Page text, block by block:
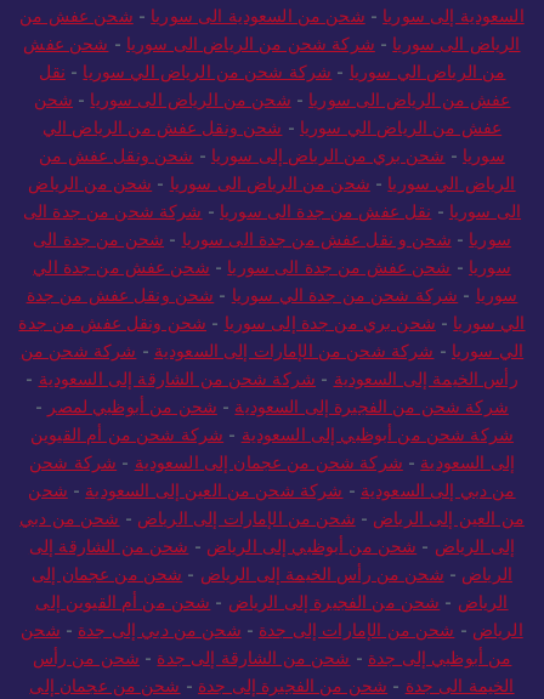
السعودية إلى سوريا - شحن من السعودية الى سوريا - شحن عفش من
الرياض الى سوريا - شركة شحن من الرياض الى سوريا - شحن عفش
من الرياض الي سوريا - شركة شحن من الرياض الي سوريا - نقل
عفش من الرياض الى سوريا - شحن من الرياض الى سوريا - شحن
عفش من الرياض الي سوريا - شحن ونقل عفش من الرياض الي
سوريا - شحن بري من الرياض إلى سوريا - شحن ونقل عفش من
الرياض الي سوريا - شحن من الرياض الى سوريا - شحن من الرياض
الى سوريا - نقل عفش من جدة الى سوريا - شركة شحن من جدة الى
سوريا - شحن و نقل عفش من جدة الى سوريا - شحن من جدة الى
سوريا - شحن عفش من جدة الى سوريا - شحن عفش من جدة الي
سوريا - شركة شحن من جدة الي سوريا - شحن ونقل عفش من جدة
الي سوريا - شحن بري من جدة إلى سوريا - شحن ونقل عفش من جدة
الي سوريا - شركة شحن من الإمارات إلى السعودية - شركة شحن من
رأس الخيمة إلى السعودية - شركة شحن من الشارقة إلى السعودية -
شركة شحن من الفجيرة إلى السعودية - شحن من أبوظبي لمصر -
شركة شحن من أبوظبي إلى السعودية - شركة شحن من أم القيوين
إلى السعودية - شركة شحن من عجمان إلى السعودية - شركة شحن
من دبي إلى السعودية - شركة شحن من العين إلى السعودية - شحن
من العين إلى الرياض - شحن من الإمارات إلى الرياض - شحن من دبي
إلى الرياض - شحن من أبوظبي إلى الرياض - شحن من الشارقة إلى
الرياض - شحن من رأس الخيمة إلى الرياض - شحن من عجمان إلى
الرياض - شحن من الفجيرة إلى الرياض - شحن من أم القيوين إلى
الرياض - شحن من الإمارات إلى جدة - شحن من دبي إلى جدة - شحن
من أبوظبي إلى جدة - شحن من الشارقة إلى جدة - شحن من رأس
الخيمة الى جدة - شحن من الفجيرة إلى جدة - شحن من عجمان إلى